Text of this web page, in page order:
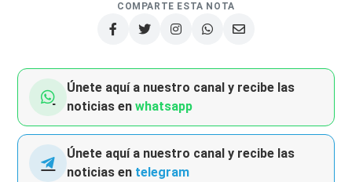
COMPARTE ESTA NOTA
Únete aquí a nuestro canal y recibe las
noticias enwhatsapp
Únete aquí a nuestro canal y recibe las
noticias en telegram